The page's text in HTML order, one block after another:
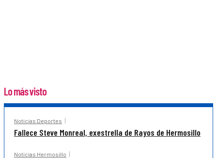
Lo más visto
Noticias Deportes
Fallece Steve Monreal, exestrella de Rayos de Hermosillo
Noticias Hermosillo